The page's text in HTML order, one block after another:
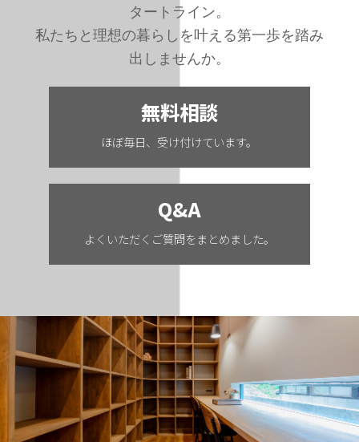
タートライン。
私たちと理想の暮らしを叶える第一歩を踏み
出しませんか。
無料相談
ほぼ毎日、受け付けています。
Q&A
よくいただくご質問をまとめました。